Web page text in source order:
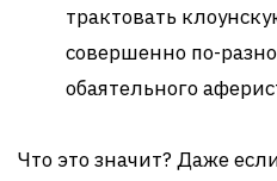
трактовать
совершенно по-
обаятельного
Что это значит? Даже